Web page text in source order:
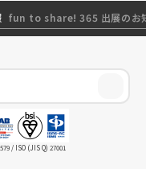
fun to share! 365 出展のお
/ ISO (JIS Q) 27001